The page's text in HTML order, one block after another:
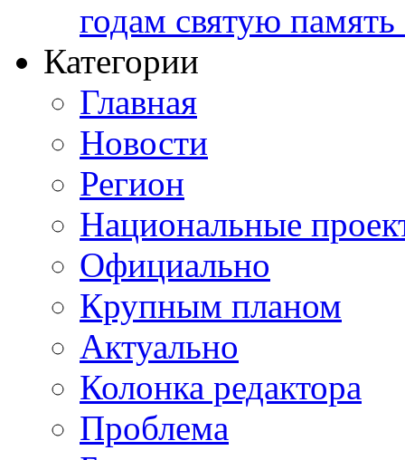
годам святую
Категории
Главная
Новости
Регион
Национальные
Официально
Крупным планом
Актуально
Колонка редактора
Проблема